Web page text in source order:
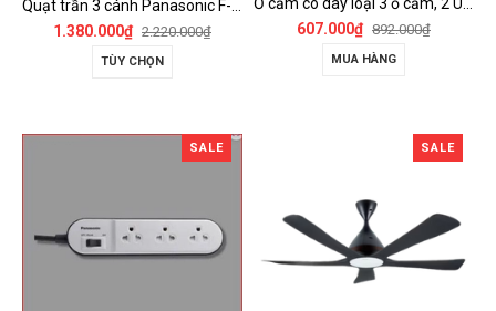
Quạt trần 3 cánh Panasonic F-60FV2
1.380.000₫ 2.220.000₫
TÙY CHỌN
607.000₫ 892.000₫
MUA HÀNG
SALE SALE